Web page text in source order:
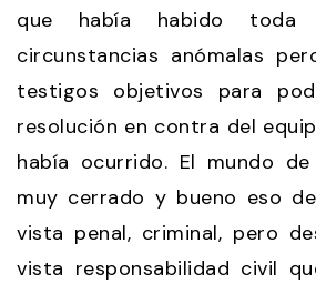
que había habido
circunstancias anómalas
testigos objetivos para
resolución en contra del
había ocurrido. El mundo
muy cerrado y bueno eso
vista penal, criminal, pero
vista responsabilidad civil